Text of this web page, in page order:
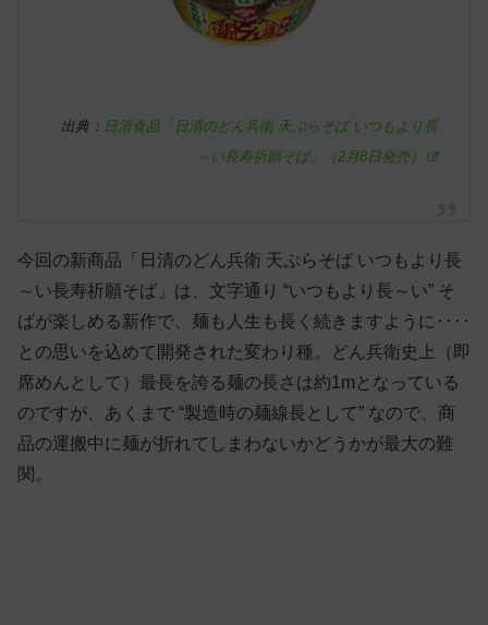
出典： 日清食品「日清のどん兵衛 天ぷらそば いつもより長
～い長寿祈願そば」（2月8日発売）
今回の新商品「日清のどん兵衛 天ぷらそば いつもより長
～い長寿祈願そば」は、文字通り “いつもより長～い” そ
ばが楽しめる新作で、麺も人生も長く続きますように‥‥
との思いを込めて開発された変わり種。どん兵衛史上（即
席めんとして）最長を誇る麺の長さは約1mとなっている
のですが、あくまで “製造時の麺線長として” なので、商
品の運搬中に麺が折れてしまわないかどうかが最大の難
関。